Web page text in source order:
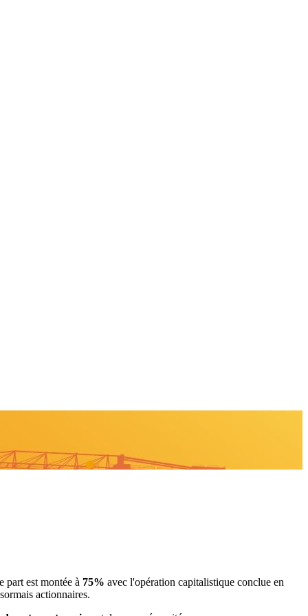
part est montée à 75% avec l'opération capitalistique conclue en
actionnaires.